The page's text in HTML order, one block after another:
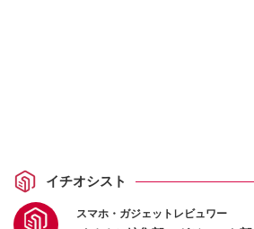
イチオシスト
スマホ・ガジェットレビュワー